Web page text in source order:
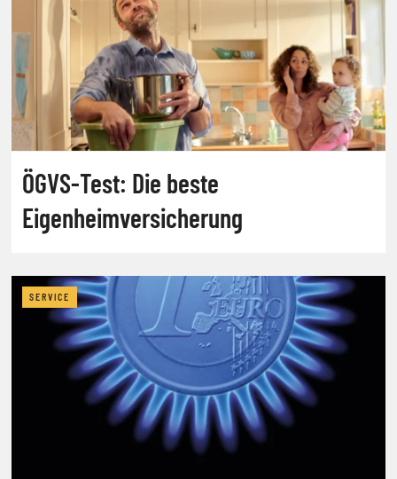
ÖGVS-Test: Die beste
Eigenheimversicherung
SERVICE